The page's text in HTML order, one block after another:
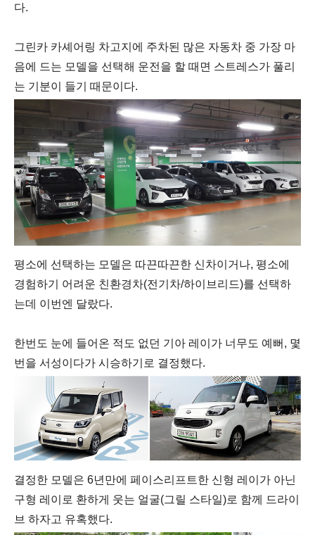
다.
그린카 카셰어링 차고지에 주차된 많은 자동차 중 가장 마
음에 드는 모델을 선택해 운전을 할 때면 스트레스가 풀리
는 기분이 들기 때문이다.
평소에 선택하는 모델은 따끈따끈한 신차이거나, 평소에
경험하기 어려운 친환경차(전기차/하이브리드)를 선택하
는데 이번엔 달랐다.
한번도 눈에 들어온 적도 없던 기아 레이가 너무도 예뻐, 몇
번을 서성이다가 시승하기로 결정했다.
결정한 모델은 6년만에 페이스리프트한 신형 레이가 아닌
구형 레이로 환하게 웃는 얼굴(그릴 스타일)로 함께 드라이
브 하자고 유혹했다.